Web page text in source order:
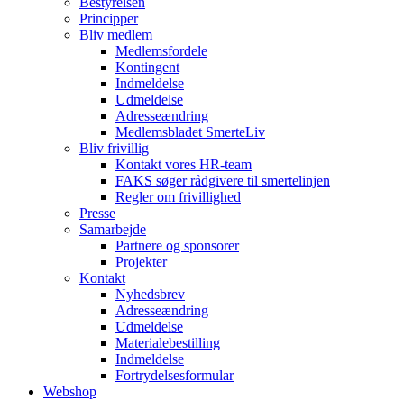
Principper
Bliv medlem
Medlemsfordele
Kontingent
Indmeldelse
Udmeldelse
Adresseændring
Medlemsbladet SmerteLiv
Bliv frivillig
Kontakt vores HR-team
FAKS søger rådgivere til smertelinjen
Regler om frivillighed
Presse
Samarbejde
Partnere og sponsorer
Projekter
Kontakt
Nyhedsbrev
Adresseændring
Udmeldelse
Materialebestilling
Indmeldelse
Fortrydelsesformular
Webshop